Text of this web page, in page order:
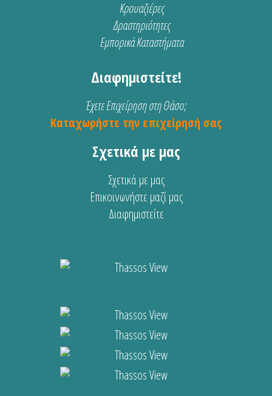
Κρουαζιέρες
Δραστηριότητες
Εμπορικά Καταστήματα
Διαφημιστείτε!
Έχετε Επιχείρηση στη Θάσο;
Καταχωρήστε την επιχείρησή σας
Σχετικά με μας
Σχετικά με μας
Επικοινωνήστε μαζί μας
Διαφημιστείτε